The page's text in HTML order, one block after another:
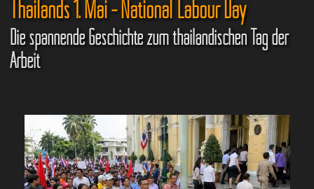
Thailands 1. Mai - National Labour Day
Die spannende Geschichte zum thailändischen Tag der
Arbeit